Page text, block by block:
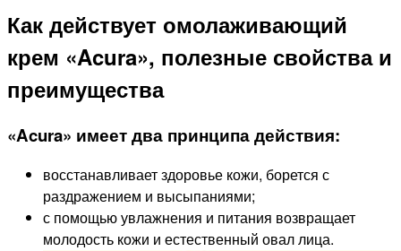
Как действует омолаживающий
крем «Acura», полезные свойства и
преимущества
«Acura» имеет два принципа действия:
восстанавливает здоровье кожи, борется с
раздражением и высыпаниями;
с помощью увлажнения и питания возвращает
молодость кожи и естественный овал лица.